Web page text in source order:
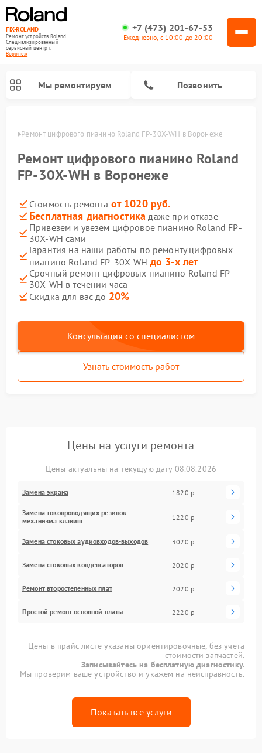
FIX-ROLAND
Ремонт устройств Roland
Специализированный
cервисный центр г.
Воронеж
+7 (473) 201-67-53
Ежедневно, с 10:00 до 20:00
Мы ремонтируем Позвонить
Ремонт цифрового пианино Roland FP-30X-WH в Воронеже
Ремонт цифрового пианино Roland
FP-30X-WH в Воронеже
Стоимость ремонта от 1020 руб.
Бесплатная диагностика даже при отказе
Привезем и увезем цифровое пианино Roland FP-
30X-WH сами
Гарантия на наши работы по ремонту цифровых
пианино Roland FP-30X-WH до 3-х лет
Срочный ремонт цифровых пианино Roland FP-
30X-WH в течении часа
Скидка для вас до 20%
Консультация со специалистом
Узнать стоимость работ
Цены на услуги ремонта
Цены актуальны на текущую дату 08.08.2026
Замена экрана 1820 р
Замена токопроводящих резинок
механизма клавиш
1220 р
Замена стоковых аудиовходов-выходов 3020 р
Замена стоковых конденсаторов 2020 р
Ремонт второстепенных плат 2020 р
Простой ремонт основной платы 2220 р
Цены в прайс-листе указаны ориентировочные, без учета
стоимости запчастей.
Записывайтесь на бесплатную диагностику.
Мы проверим ваше устройство и укажем на неисправность.
Показать все услуги